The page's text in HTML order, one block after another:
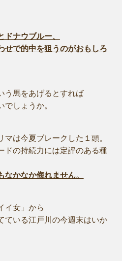
ドナウブルー、
せで的中を狙うのがおもしろ
う馬をあげるとすれば
でしょうか。
は今夏ブレークした１頭。
ドの持続力には定評のある種
かなか侮れません。
イ女」から
ている江戸川の今週末はいか